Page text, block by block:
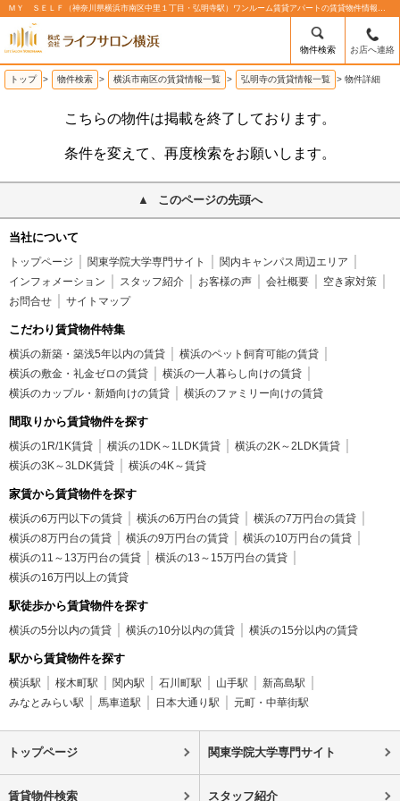
ＭＹ ＳＥＬＦ（神奈川県横浜市南区中里１丁目・弘明寺駅）ワンルーム賃貸アパートの賃貸物件情報%% | 株式会社ライフサロン横浜
物件検索 お店へ連絡
トップ > 物件検索 > 横浜市南区の賃貸情報一覧 > 弘明寺の賃貸情報一覧 > 物件詳細
こちらの物件は掲載を終了しております。
条件を変えて、再度検索をお願いします。
このページの先頭へ
当社について
トップページ 関東学院大学専門サイト
関内キャンパス周辺エリア
インフォメーション
スタッフ紹介 お客様の声 会社概要
空き家対策
お問合せ
サイトマップ
こだわり賃貸物件特集
横浜の新築・築浅5年以内の賃貸
横浜のペット飼育可能の賃貸
横浜の敷金・礼金ゼロの賃貸
横浜の一人暮らし向けの賃貸
横浜のカップル・新婚向けの賃貸
横浜のファミリー向けの賃貸
間取りから賃貸物件を探す
横浜の1R/1K賃貸 横浜の1DK～1LDK賃貸
横浜の2K～2LDK賃貸
横浜の3K～3LDK賃貸
横浜の4K～賃貸
家賃から賃貸物件を探す
横浜の6万円以下の賃貸 横浜の6万円台の賃貸
横浜の7万円台の賃貸
横浜の8万円台の賃貸
横浜の9万円台の賃貸
横浜の10万円台の賃貸
横浜の11～13万円台の賃貸
横浜の13～15万円台の賃貸
横浜の16万円以上の賃貸
駅徒歩から賃貸物件を探す
横浜の5分以内の賃貸 横浜の10分以内の賃貸 横浜の15分以内の賃貸
駅から賃貸物件を探す
横浜駅 桜木町駅 関内駅 石川町駅 山手駅
新高島駅
みなとみらい駅
馬車道駅 日本大通り駅 元町・中華街駅
トップページ 関東学院大学専門サイト
賃貸物件検索 スタッフ紹介